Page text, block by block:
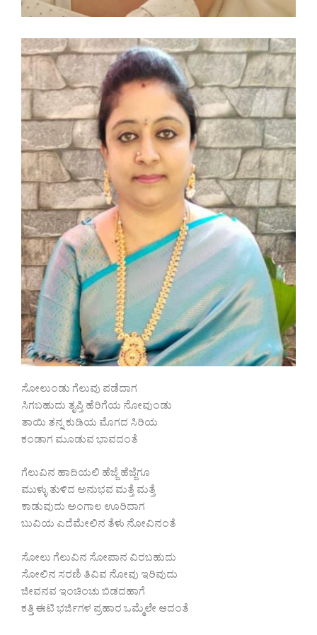
ಸೋಲುಂಡು ಗೆಲುವು ಪಡೆದಾಗ
ಸಿಗಬಹುದು ತೃಪ್ತಿ ಹೆರಿಗೆಯ ನೋವುಂಡು
ತಾಯಿ ತನ್ನ ಕುಡಿಯ ಮೊಗದ ಸಿರಿಯ
ಕಂಡಾಗ ಮೂಡುವ ಭಾವದಂತೆ
ಗೆಲುವಿನ ಹಾದಿಯಲಿ ಹೆಜ್ಜೆ ಹೆಜ್ಜೆಗೂ
ಮುಳ್ಳು ತುಳಿದ ಅನುಭವ ಮತ್ತೆ ಮತ್ತೆ
ಕಾಡುವುದು ಅಂಗಾಲ ಊರಿದಾಗ
ಬುವಿಯ ಎದೆಮೇಲಿನ ತೆಳು ನೋವಿನಂತೆ
ಸೋಲು ಗೆಲುವಿನ ಸೋಪಾನ ವಿರಬಹುದು
ಸೋಲಿನ ಸರಣಿ ತಿವಿವ ನೋವು ಇರಿವುದು
ಜೀವನವ ಇಂಚಿಂಚು ಬಿಡದಹಾಗೆ
ಕತ್ತಿ ಈಟಿ ಭರ್ಜಿಗಳ ಪ್ರಹಾರ ಒಮ್ಮೆಲೇ ಆದಂತೆ